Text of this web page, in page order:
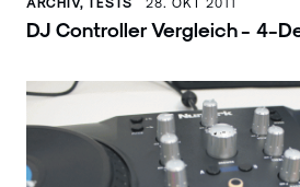
DJ Controller Vergleich - 4-